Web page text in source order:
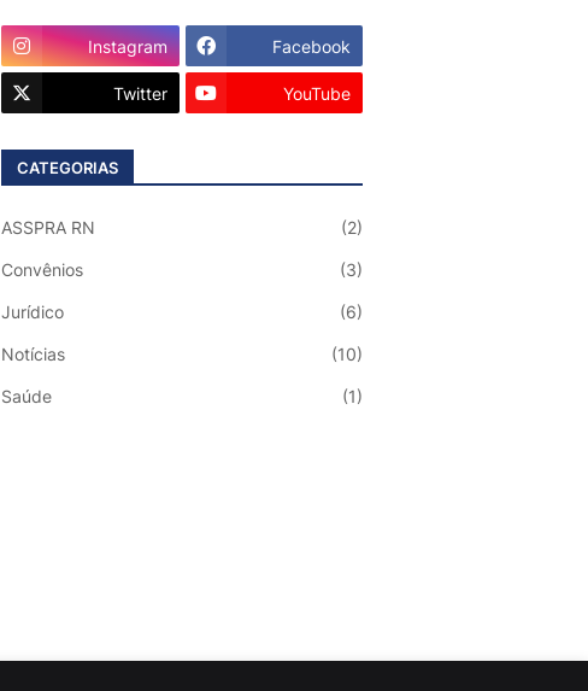
Instagram Facebook
Twitter YouTube
CATEGORIAS
ASSPRA RN (2)
Convênios (3)
Jurídico (6)
Notícias (10)
Saúde (1)